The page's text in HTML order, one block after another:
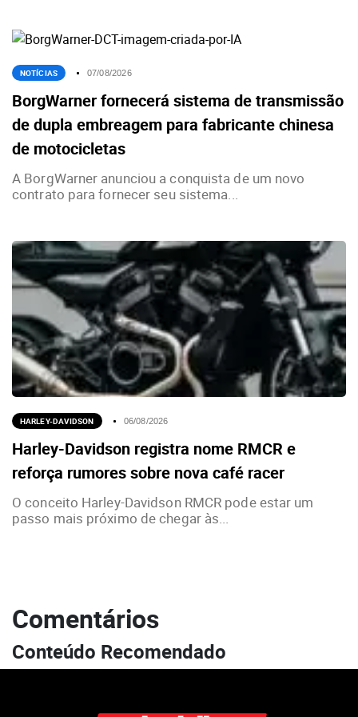
NOTÍCIAS 07/08/2026
BorgWarner fornecerá sistema de transmissão
de dupla embreagem para fabricante chinesa
de motocicletas
A BorgWarner anunciou a conquista de um novo
contrato para fornecer seu sistema...
HARLEY-DAVIDSON 06/08/2026
Harley-Davidson registra nome RMCR e
reforça rumores sobre nova café racer
O conceito Harley-Davidson RMCR pode estar um
passo mais próximo de chegar às...
Comentários
Conteúdo Recomendado